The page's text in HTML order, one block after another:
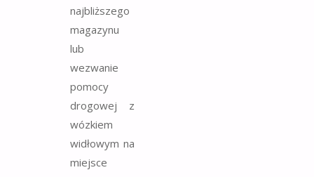
najbliższego
magazynu
lub
wezwanie
pomocy
drogowej z
wózkiem
widłowym na
miejsce